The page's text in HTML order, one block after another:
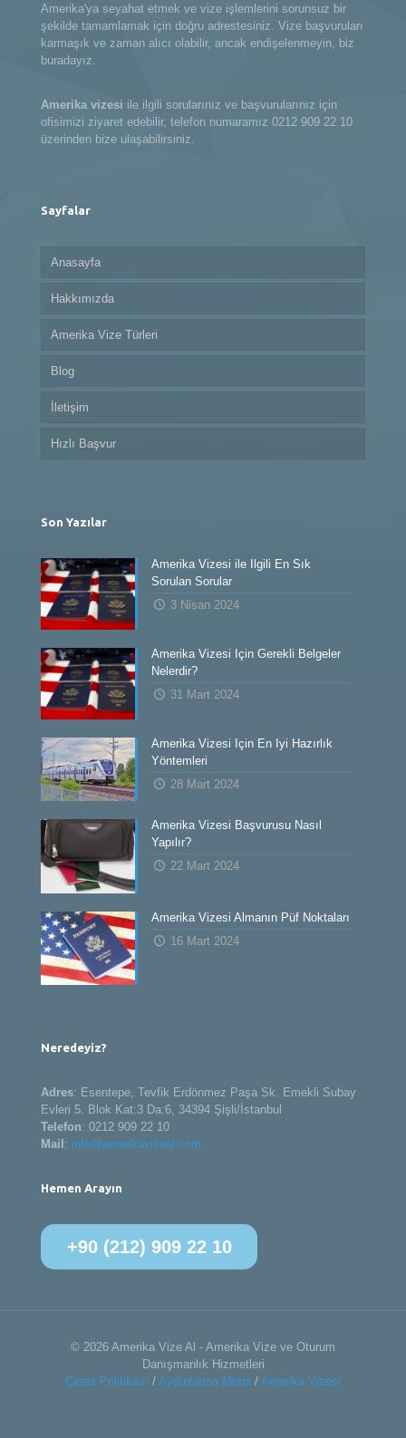
Amerika'ya seyahat etmek ve vize işlemlerini sorunsuz bir
şekilde tamamlamak için doğru adrestesiniz. Vize başvuruları
karmaşık ve zaman alıcı olabilir, ancak endişelenmeyin, biz
buradayız.
Amerika vizesi ile ilgili sorularınız ve başvurularınız için
ofisimizi ziyaret edebilir, telefon numaramız 0212 909 22 10
üzerinden bize ulaşabilirsiniz.
Sayfalar
Anasayfa
Hakkımızda
Amerika Vize Türleri
Blog
İletişim
Hızlı Başvur
Son Yazılar
Amerika Vizesi ile İlgili En Sık
Sorulan Sorular
3 Nisan 2024
Amerika Vizesi İçin Gerekli Belgeler
Nelerdir?
31 Mart 2024
Amerika Vizesi İçin En İyi Hazırlık
Yöntemleri
28 Mart 2024
Amerika Vizesi Başvurusu Nasıl
Yapılır?
22 Mart 2024
Amerika Vizesi Almanın Püf Noktaları
16 Mart 2024
Neredeyiz?
Adres: Esentepe, Tevfik Erdönmez Paşa Sk. Emekli Subay
Evleri 5. Blok Kat:3 Da:6, 34394 Şişli/İstanbul
Telefon: 0212 909 22 10
Mail : info@amerikavizeal.com
Hemen Arayın
+90 (212) 909 22 10
© 2026 Amerika Vize Al - Amerika Vize ve Oturum
Danışmanlık Hizmetleri
Çerez Politikası / Aydınlatma Metni / Amerika Vizesi